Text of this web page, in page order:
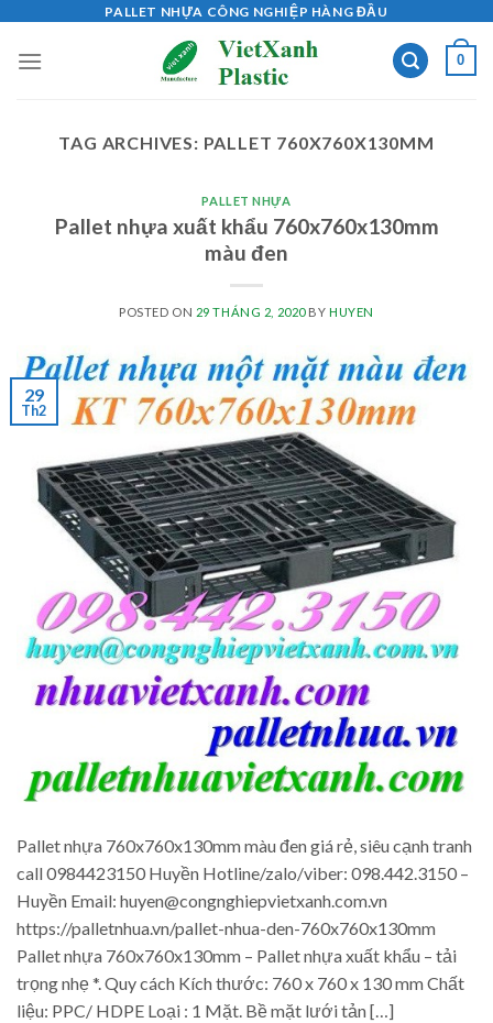
content
PALLET NHỰA CÔNG NGHIỆP HÀNG ĐẦU
0
TAG ARCHIVES: PALLET 760X760X130MM
PALLET NHỰA
Pallet nhựa xuất khẩu 760x760x130mm
màu đen
POSTED ON 29 THÁNG 2, 2020BY HUYEN
29
Th2
Pallet nhựa 760x760x130mm màu đen giá rẻ, siêu cạnh tranh
call 0984423150 Huyền Hotline/zalo/viber: 098.442.3150 –
Huyền Email: huyen@congnghiepvietxanh.com.vn
https://palletnhua.vn/pallet-nhua-den-760x760x130mm
Pallet nhựa 760x760x130mm – Pallet nhựa xuất khẩu – tải
trọng nhẹ *. Quy cách Kích thước: 760 x 760 x 130 mm Chất
liệu: PPC/ HDPE Loại : 1 Mặt. Bề mặt lưới tản […]